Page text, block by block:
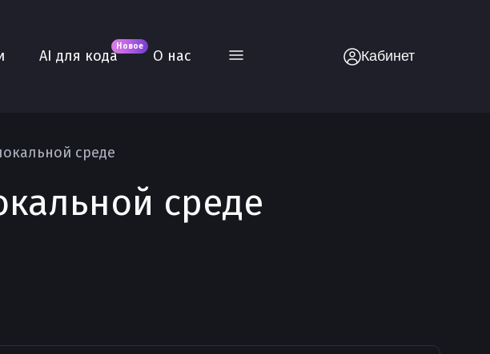
AI для кода
Новое
О нас Кабинет
среде
среде